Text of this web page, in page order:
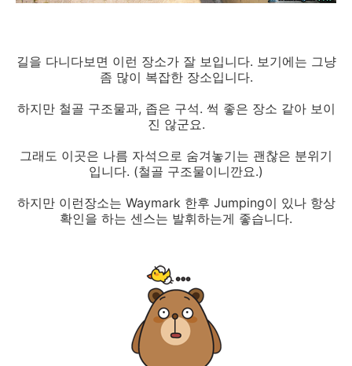
길을 다니다보면 이런 장소가 잘 보입니다. 보기에는 그냥
좀 많이 복잡한 장소입니다.
하지만 철골 구조물과, 좁은 구석. 썩 좋은 장소 같아 보이
진 않군요.
그래도 이곳은 나름 자석으로 숨겨놓기는 괜찮은 분위기
입니다. (철골 구조물이니깐요.)
하지만 이런장소는 Waymark 한후 Jumping이 있나 항상
확인을 하는 센스는 발휘하는게 좋습니다.